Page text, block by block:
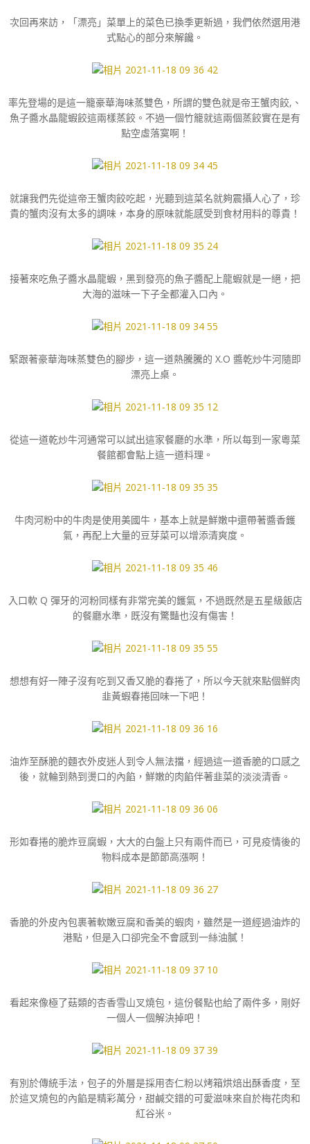
次回再來訪，「漂亮」菜單上的菜色已換季更新過，我們依然選用港
式點心的部分來解饞。
率先登場的是這一籠豪華海味蒸雙色，所謂的雙色就是帝王蟹肉餃,、
魚子醬水晶龍蝦餃這兩樣蒸餃。不過一個竹籠就這兩個蒸餃實在是有
點空虛落寞啊！
就讓我們先從這帝王蟹肉餃吃起，光聽到這菜名就夠震攝人心了，珍
貴的蟹肉沒有太多的調味，本身的原味就能感受到食材用料的尊貴！
接著來吃魚子醬水晶龍蝦，黑到發亮的魚子醬配上龍蝦就是一絕，把
大海的滋味一下子全都灌入口內。
緊跟著豪華海味蒸雙色的腳步，這一道熱騰騰的 X.O 醬乾炒牛河隨即
漂亮上桌。
從這一道乾炒牛河通常可以試出這家餐廳的水準，所以每到一家粵菜
餐館都會點上這一道料理。
牛肉河粉中的牛肉是使用美國牛，基本上就是鮮嫩中還帶著醬香鑊
氣，再配上大量的豆芽菜可以增添清爽度。
入口軟 Q 彈牙的河粉同樣有非常完美的鑊氣，不過既然是五星級飯店
的餐廳水準，既沒有驚豔也沒有傷害！
想想有好一陣子沒有吃到又香又脆的春捲了，所以今天就來點個鮮肉
韭黃蝦春捲回味一下吧！
油炸至酥脆的麵衣外皮迷人到令人無法擋，經過這一道香脆的口感之
後，就輪到熱到燙口的內餡，鮮嫩的肉餡伴著韭菜的淡淡清香。
形如春捲的脆炸豆腐蝦，大大的白盤上只有兩件而已，可見疫情後的
物料成本是節節高漲啊！
香脆的外皮內包裹著軟嫩豆腐和香美的蝦肉，雖然是一道經過油炸的
港點，但是入口卻完全不會感到一絲油膩！
看起來像極了菇類的杏香雪山叉燒包，這份餐點也給了兩件多，剛好
一個人一個解決掉吧！
有別於傳統手法，包子的外層是採用杏仁粉以烤箱烘焙出酥香度，至
於這叉燒包的內餡是精彩萬分，甜鹹交錯的可愛滋味來自於梅花肉和
紅谷米。